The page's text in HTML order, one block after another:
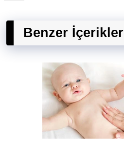
Benzer İçerikler